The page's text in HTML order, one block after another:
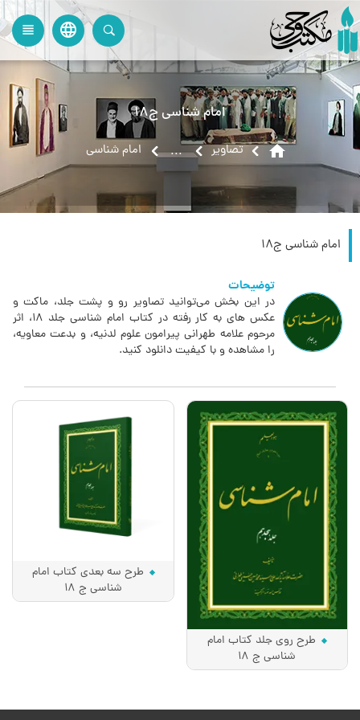
language
view_headline
امام شناسی ج18
home تصاویر ... امام شناسی
امام شناسی ج18
توضیحات
در این بخش می‌توانید تصاویر رو و پشت جلد، ماکت و
عکس های به کار رفته در کتاب امام شناسی جلد 18، اثر
مرحوم علامه طهرانی پیرامون علوم لدنیه، و بدعت معاویه،
را مشاهده و با کیفیت دانلود کنید.
طرح روی جلد کتاب امام
شناسی ج 18
طرح سه بعدی کتاب امام
شناسی ج 18